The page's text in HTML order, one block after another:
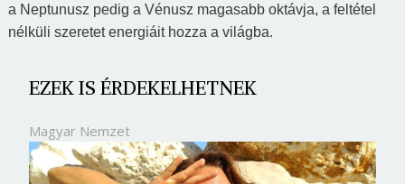
a Neptunusz pedig a Vénusz magasabb oktávja, a feltétel
nélküli szeretet energiáit hozza a világba.
EZEK IS ÉRDEKELHETNEK
Magyar Nemzet